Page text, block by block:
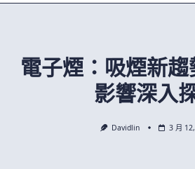
電子煙：吸煙新
影響深入
Davidlin 3 月